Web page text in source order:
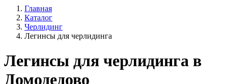
Главная
Каталог
Черлидинг
Легинсы для черлидинга
Легинсы для черлидинга в
Домодедово